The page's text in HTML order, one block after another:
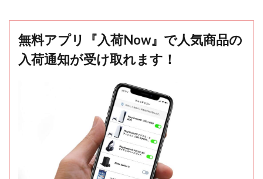
無料アプリ『入荷Now』で人気商品の
入荷通知が受け取れます！